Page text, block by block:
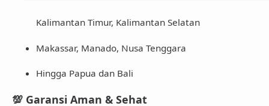
Kalimantan Timur, Kalimantan Selatan
Makassar, Manado, Nusa Tenggara
Hingga Papua dan Bali
💯 Garansi Aman & Sehat